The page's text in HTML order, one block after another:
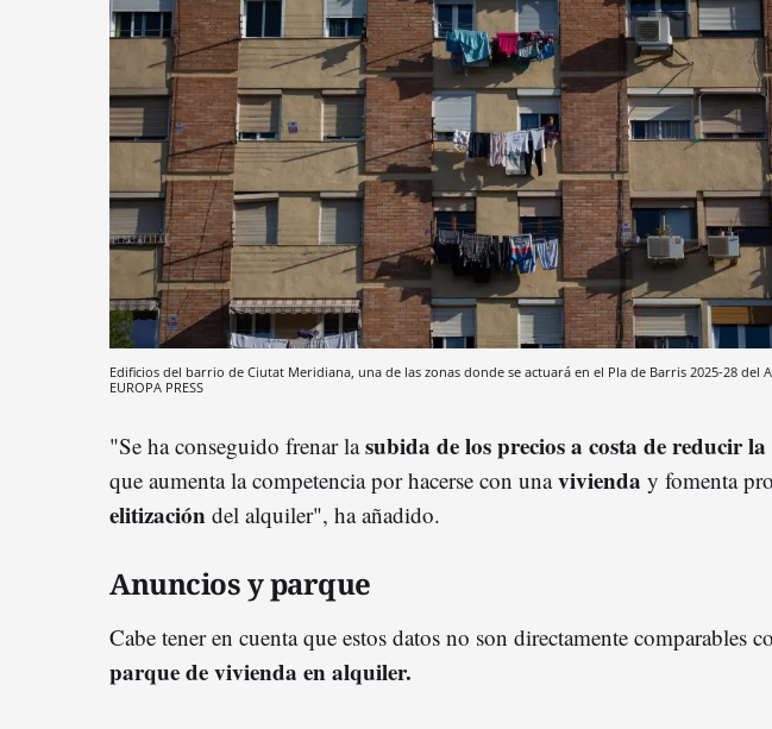
Edificios del barrio de Ciutat Meridiana, una de las zonas donde se actuará en el Pla de Barris 2025-28 del
EUROPA PRESS
"Se ha conseguido frenar lasubida de los precios a costa de reducir
que aumenta la competencia por hacerse con unavivienda y fomenta
elitización del alquiler", ha añadido.
Anuncios y parque
Cabe tener en cuenta que estos datos no son directamente comparables
parque de vivienda en alquiler.